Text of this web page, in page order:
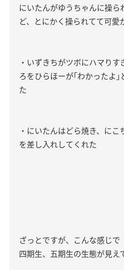
にいたんがゆうちゃんに操ら
ど、とにかく操られてて可愛
・いずきちがツボにハマり
ろをひらほーが｢わかったよ｣
た
・にいたんはどら焼き、に
を差し入れしてくれた
ざっとですが、こんな感じで
四期生、五期生の生態が見え